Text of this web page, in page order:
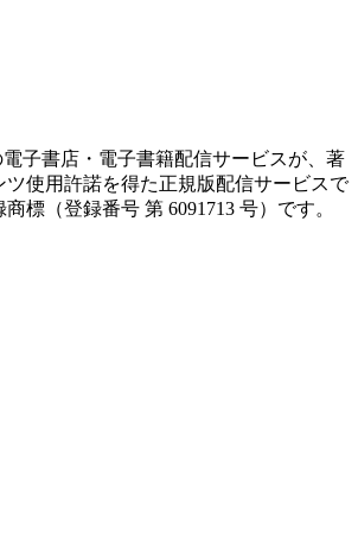
子書店・電子書籍配信サービスが、著
ツ使用許諾を得た正規版配信サービスで
標（登録番号 第 6091713 号）です。